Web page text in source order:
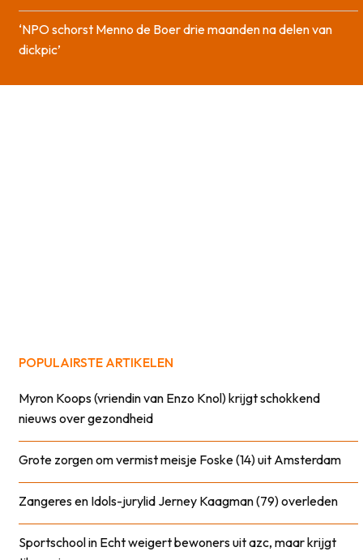
‘NPO schorst Menno de Boer drie maanden na delen van
dickpic’
POPULAIRSTE ARTIKELEN
Myron Koops (vriendin van Enzo Knol) krijgt schokkend
nieuws over gezondheid
Grote zorgen om vermist meisje Foske (14) uit Amsterdam
Zangeres en Idols-jurylid Jerney Kaagman (79) overleden
Sportschool in Echt weigert bewoners uit azc, maar krijgt